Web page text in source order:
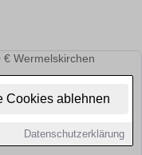
Cookies ablehnen
Datenschutzerklärung